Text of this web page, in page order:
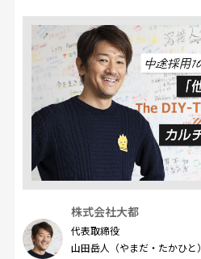
株式会社大都
代表取締役
山田岳人（やまだ・たかひと）